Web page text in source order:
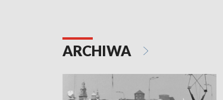
ARCHIWA